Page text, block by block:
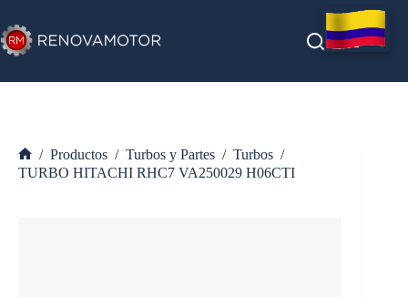
al
contenido
Inicio
/ Productos / Turbos y Partes / Turbos /
TURBO HITACHI RHC7 VA250029 H06CTI